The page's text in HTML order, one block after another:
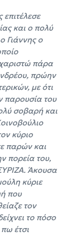
και ο πολύ
Γιάννης ο
πάρα
πρώην
με ότι
παρουσία του
σοβαρή και
κύριο
παρών και
πορεία του,
Άκουσα
κύριε
που
τον
το πόσο
έτσι